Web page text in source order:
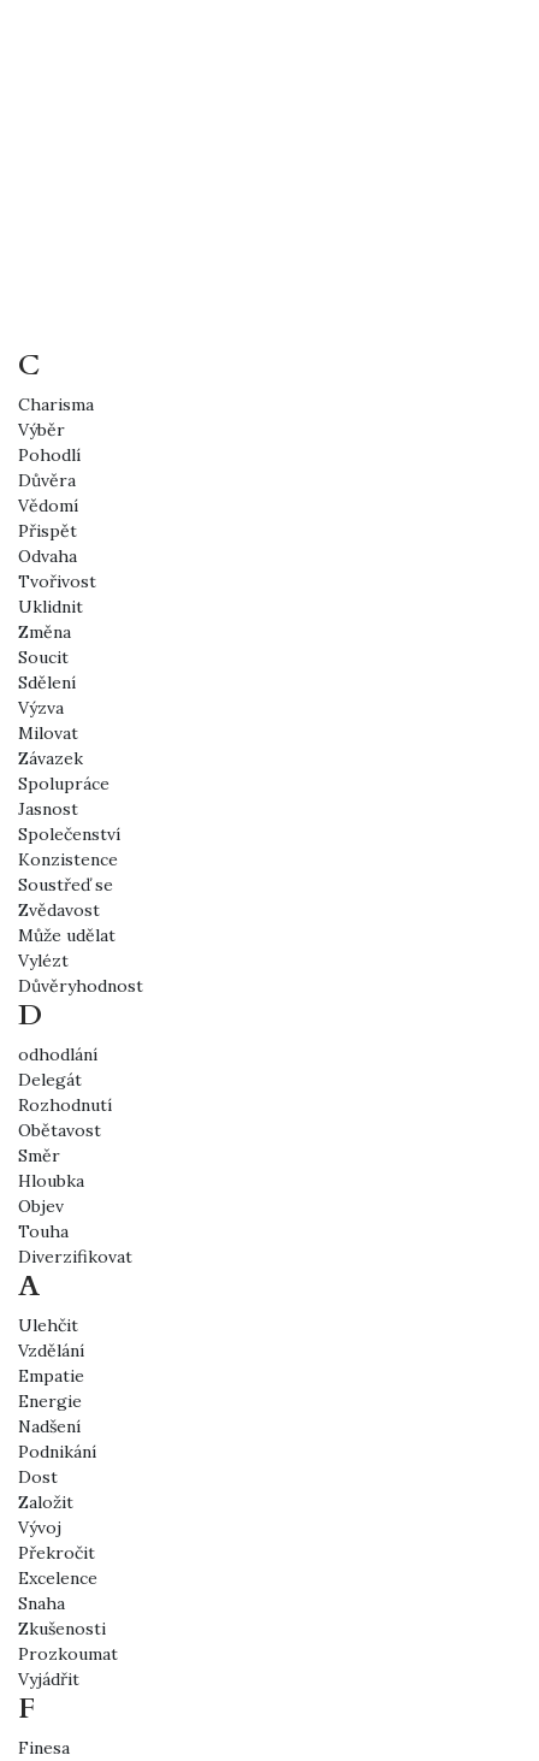
C
Charisma
Výběr
Pohodlí
Důvěra
Vědomí
Přispět
Odvaha
Tvořivost
Uklidnit
Změna
Soucit
Sdělení
Výzva
Milovat
Závazek
Spolupráce
Jasnost
Společenství
Konzistence
Soustřeď se
Zvědavost
Může udělat
Vylézt
Důvěryhodnost
D
odhodlání
Delegát
Rozhodnutí
Obětavost
Směr
Hloubka
Objev
Touha
Diverzifikovat
A
Ulehčit
Vzdělání
Empatie
Energie
Nadšení
Podnikání
Dost
Založit
Vývoj
Překročit
Excelence
Snaha
Zkušenosti
Prozkoumat
Vyjádřit
F
Finesa